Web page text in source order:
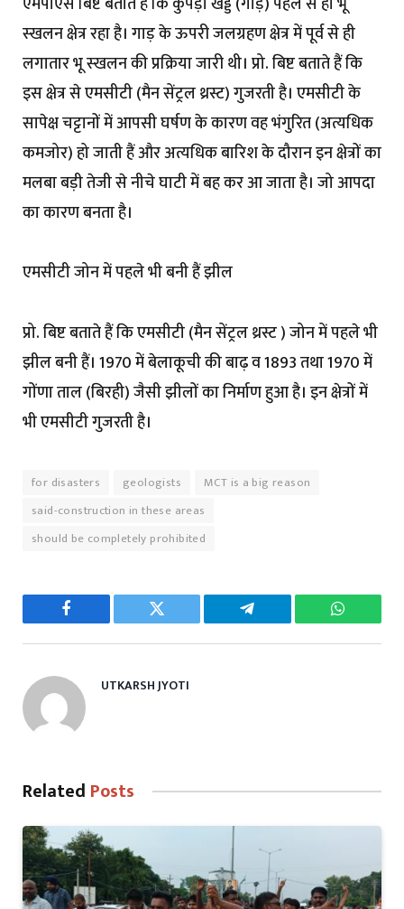
स्खलन क्षेत्र रहा है। गाड़ के ऊपरी जलग्रहण क्षेत्र में पूर्व से ही
लगातार भू स्खलन की प्रक्रिया जारी थी। प्रो. बिष्ट बताते हैं कि
इस क्षेत्र से एमसीटी (मैन सेंट्रल थ्रस्ट) गुजरती है। एमसीटी के
सापेक्ष चट्टानों में आपसी घर्षण के कारण वह भंगुरित (अत्यधिक
कमजोर) हो जाती हैं और अत्यधिक बारिश के दौरान इन क्षेत्रों का
मलबा बड़ी तेजी से नीचे घाटी में बह कर आ जाता है। जो आपदा
का कारण बनता है।
एमसीटी जोन में पहले भी बनी हैं झील
प्रो. बिष्ट बताते हैं कि एमसीटी (मैन सेंट्रल थ्रस्ट ) जोन में पहले भी
झील बनी हैं। 1970 में बेलाकूची की बाढ़ व 1893 तथा 1970 में
गोंणा ताल (बिरही) जैसी झीलों का निर्माण हुआ है। इन क्षेत्रों में
भी एमसीटी गुजरती है।
for disasters geologists
MCT is a big reason
said-construction in these areas
should be completely prohibited
Facebook Twitter Telegram
UTKARSH JYOTI
Related Posts